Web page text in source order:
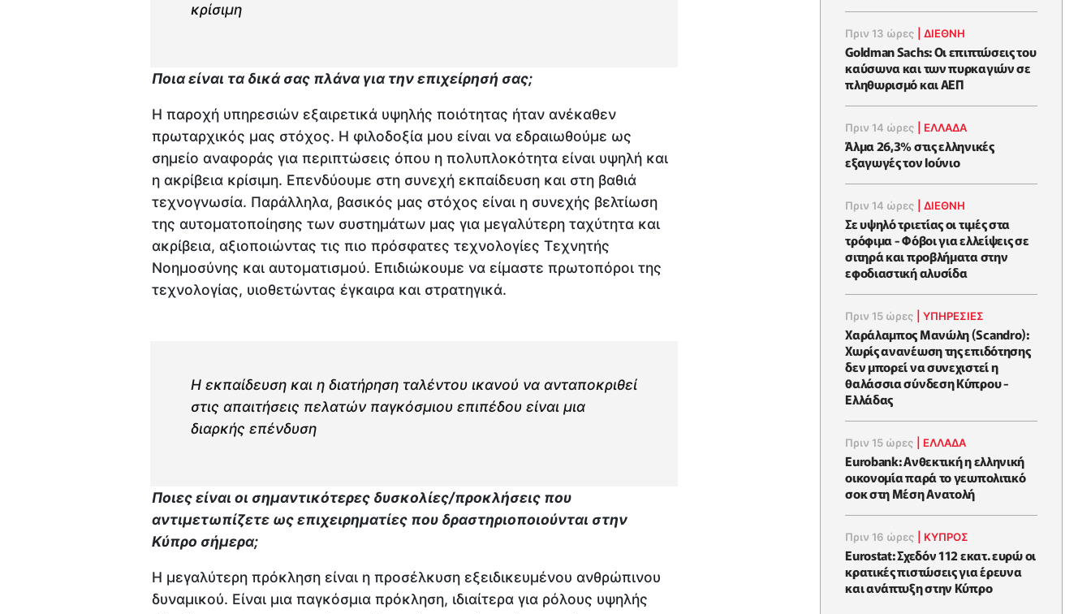
κρίσιμη
Ποια είναι τα δικά σας πλάνα για την επιχείρησή σας;
Η παροχή υπηρεσιών εξαιρετικά υψηλής ποιότητας ήταν ανέκαθεν
πρωταρχικός μας στόχος. Η φιλοδοξία μου είναι να εδραιωθούμε ως
σημείο αναφοράς για περιπτώσεις όπου η πολυπλοκότητα είναι υψηλή και
η ακρίβεια κρίσιμη. Επενδύουμε στη συνεχή εκπαίδευση και στη βαθιά
τεχνογνωσία. Παράλληλα, βασικός μας στόχος είναι η συνεχής βελτίωση
της αυτοματοποίησης των συστημάτων μας για μεγαλύτερη ταχύτητα και
ακρίβεια, αξιοποιώντας τις πιο πρόσφατες τεχνολογίες Τεχνητής
Νοημοσύνης και αυτοματισμού. Επιδιώκουμε να είμαστε πρωτοπόροι της
τεχνολογίας, υιοθετώντας έγκαιρα και στρατηγικά.
Η εκπαίδευση και η διατήρηση ταλέντου ικανού να ανταποκριθεί
στις απαιτήσεις πελατών παγκόσμιου επιπέδου είναι μια
διαρκής επένδυση
Ποιες είναι οι σημαντικότερες δυσκολίες/προκλήσεις που
αντιμετωπίζετε ως επιχειρηματίες που δραστηριοποιούνται στην
Κύπρο σήμερα;
Η μεγαλύτερη πρόκληση είναι η προσέλκυση εξειδικευμένου ανθρώπινου
δυναμικού. Είναι μια παγκόσμια πρόκληση, ιδιαίτερα για ρόλους υψηλής
Πριν 13 ώρες |ΔΙΕΘΝΗ
Goldman Sachs: Οι επιπτώσεις του
καύσωνα και των πυρκαγιών σε
πληθωρισμό και ΑΕΠ
Πριν 14 ώρες ΕΛΛΆΔΑ
Άλμα 26,3% στις ελληνικές
εξαγωγές τον Ιούνιο
Πριν 14 ώρες |ΔΙΕΘΝΗ
Σε υψηλό τριετίας οι τιμές στα
τρόφιμα - Φόβοι για ελλείψεις σε
σιτηρά και προβλήματα στην
εφοδιαστική αλυσίδα
Πριν 15 ώρες |ΥΠΗΡΕΣΙΕΣ
Χαράλαμπος Μανώλη (Scandro):
Χωρίς ανανέωση της επιδότησης
δεν μπορεί να συνεχιστεί η
θαλάσσια σύνδεση Κύπρου -
Ελλάδας
Πριν 15 ώρες ΕΛΛΆΔΑ
Eurobank: Ανθεκτική η ελληνική
οικονομία παρά το γεωπολιτικό
σοκ στη Μέση Ανατολή
Πριν 16 ώρες ΚΥΠΡΟΣ
Eurostat: Σχεδόν 112 εκατ. ευρώ οι
κρατικές πιστώσεις για έρευνα
και ανάπτυξη στην Κύπρο